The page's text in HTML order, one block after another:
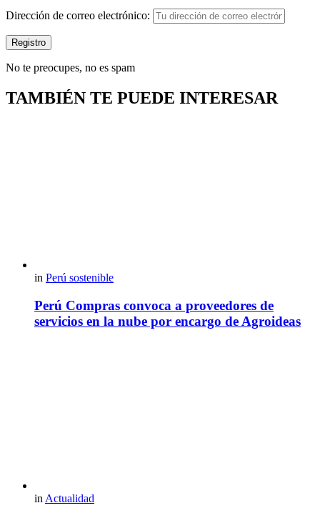
Dirección de correo electrónico:
No te preocupes, no es spam
TAMBIÉN TE PUEDE INTERESAR
in Perú sostenible
Perú Compras convoca a proveedores de
servicios en la nube por encargo de Agroideas
in Actualidad